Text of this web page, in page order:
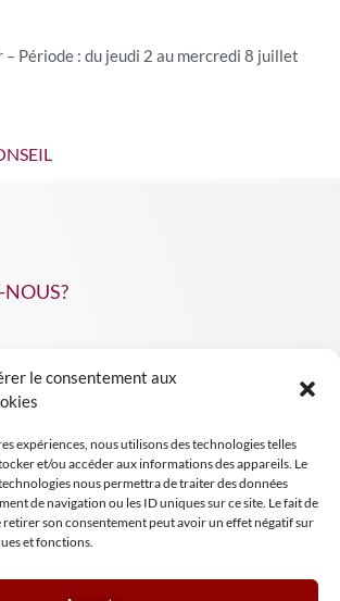
le consentement aux
expériences, nous utilisons des technologies telles
et/ou accéder aux informations des appareils. Le
nous permettra de traiter des données
de navigation ou les ID uniques sur ce site. Le fait de
retirer son consentement peut avoir un effet négatif sur
et fonctions.
Période : du jeudi 2 au mercredi 8 juillet